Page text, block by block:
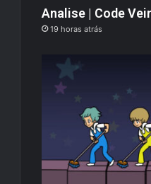
Analise | Code
19 horas atrás